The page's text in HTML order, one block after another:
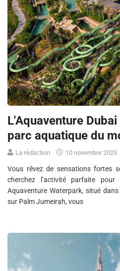
L'Aquaventure
parc aquatique du
La rédaction 10 novembre 2025
Vous rêvez de sensations fortes
cherchez l’activité parfaite
Aquaventure Waterpark, situé
sur Palm Jumeirah, vous